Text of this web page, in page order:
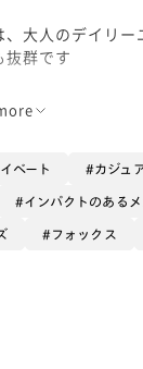
大人のデイリー
群です
ベート カジュ
インパクトのあるメ
フォックス